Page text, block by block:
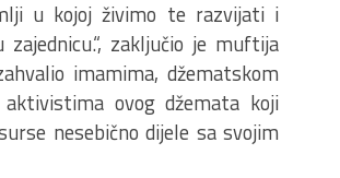
u kojoj živimo te razvijati i
zaključio je muftija
imamima, džematskom
ovog džemata koji
nesebično dijele sa svojim